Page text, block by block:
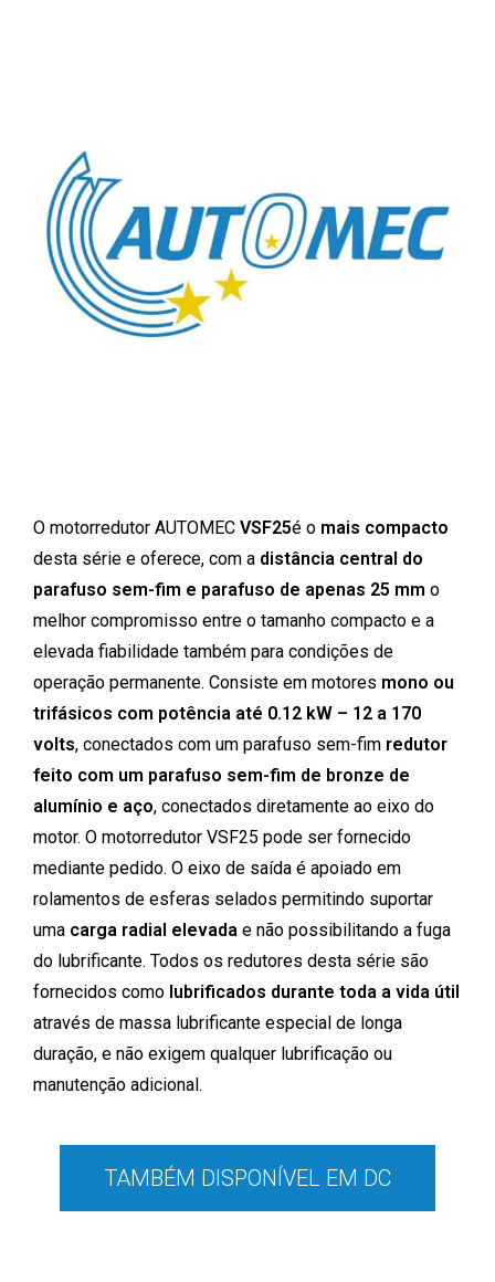
O motorredutor AUTOMEC VSF25é o mais compacto
desta série e oferece, com a distância central do
parafuso sem-fim e parafuso de apenas 25 mm o
melhor compromisso entre o tamanho compacto e a
elevada fiabilidade também para condições de
operação permanente. Consiste em motores mono ou
trifásicos com potência até 0.12 kW – 12 a 170
volts, conectados com um parafuso sem-fim redutor
feito com um parafuso sem-fim de bronze de
alumínio e aço, conectados diretamente ao eixo do
motor. O motorredutor VSF25 pode ser fornecido
mediante pedido. O eixo de saída é apoiado em
rolamentos de esferas selados permitindo suportar
uma carga radial elevada e não possibilitando a fuga
do lubrificante. Todos os redutores desta série são
fornecidos como lubrificados durante toda a vida útil
através de massa lubrificante especial de longa
duração, e não exigem qualquer lubrificação ou
manutenção adicional.
TAMBÉM DISPONÍVEL EM DC